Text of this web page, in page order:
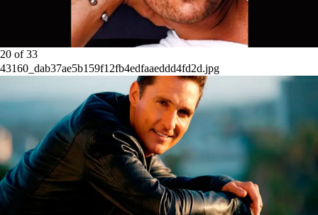
20 of33
43160_dab37ae5b159f12fb4edfaaeddd4fd2d.jpg